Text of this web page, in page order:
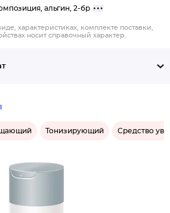
альгин, 2-бр
характеристиках, комплекте поставки,
носит справочный характер.
Тонизирующий Средство